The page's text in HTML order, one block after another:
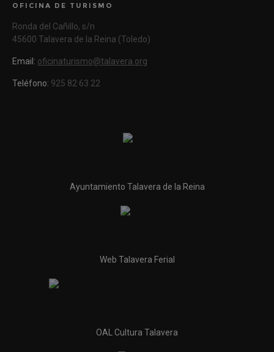
OFICINA DE TURISMO
Ronda del Cañillo, s/n
45600 Talavera de la Reina (Toledo)
Email: oficinaturismo@talavera.org
Teléfono: 925 82 63 22
Ayuntamiento Talavera de la Reina
Web Talavera Ferial
OAL Cultura Talavera